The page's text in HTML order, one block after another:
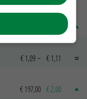
€ 1,09 ~ € 1,11
€ 197,00 € 2,00